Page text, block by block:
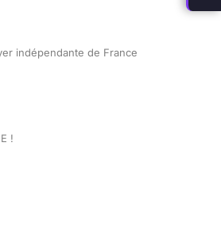
indépendante de France
!